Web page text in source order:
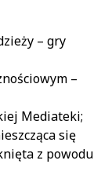
– gry
–
Mediateki;
się
z powodu